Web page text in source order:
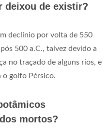
deixou de existir?
declínio por volta de 550
500 a.C., talvez devido a
no traçado de alguns rios, e
o golfo Pérsico.
mortos?